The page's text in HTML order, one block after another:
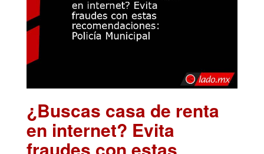
¿Buscas casa de renta
en internet? Evita
fraudes con estas